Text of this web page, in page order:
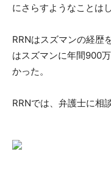
にさらすようなことは
RRNはスズマンの経歴
はスズマンに年間900
かった。
RRNでは、弁護士に相